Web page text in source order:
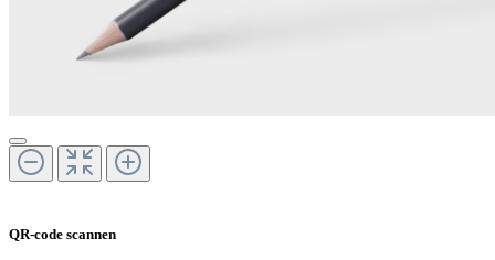
QR-code scannen